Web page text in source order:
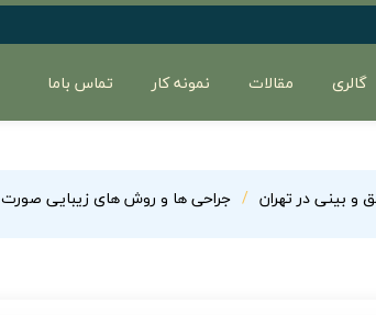
گالری مقالات نمونه کار تماس باما
و بینی در تهران جراحی ها و روش های زیبایی صورت